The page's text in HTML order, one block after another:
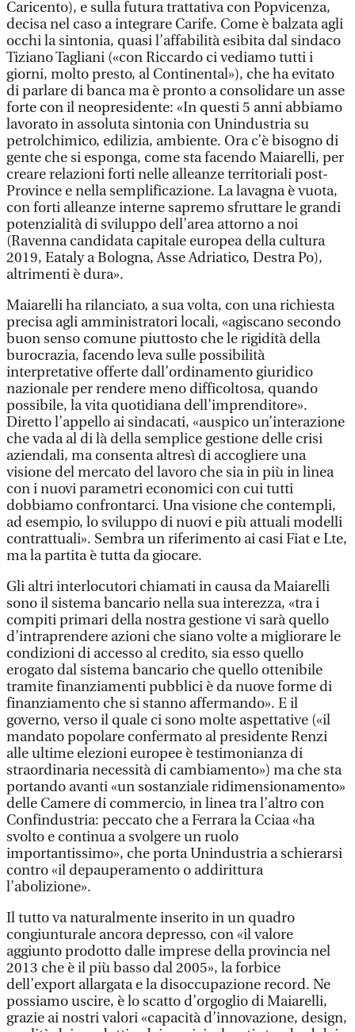
Caricento), e sulla futura trattativa con Popvicenza,
decisa nel caso a integrare Carife. Come è balzata agli
occhi la sintonia, quasi l’affabilità esibita dal sindaco
Tiziano Tagliani («con Riccardo ci vediamo tutti i
giorni, molto presto, al Continental»), che ha evitato
di parlare di banca ma è pronto a consolidare un asse
forte con il neopresidente: «In questi 5 anni abbiamo
lavorato in assoluta sintonia con Unindustria su
petrolchimico, edilizia, ambiente. Ora c’è bisogno di
gente che si esponga, come sta facendo Maiarelli, per
creare relazioni forti nelle alleanze territoriali post-
Province e nella semplificazione. La lavagna è vuota,
con forti alleanze interne sapremo sfruttare le grandi
potenzialità di sviluppo dell’area attorno a noi
(Ravenna candidata capitale europea della cultura
2019, Eataly a Bologna, Asse Adriatico, Destra Po),
altrimenti è dura».
Maiarelli ha rilanciato, a sua volta, con una richiesta
precisa agli amministratori locali, «agiscano secondo
buon senso comune piuttosto che le rigidità della
burocrazia, facendo leva sulle possibilità
interpretative offerte dall’ordinamento giuridico
nazionale per rendere meno difficoltosa, quando
possibile, la vita quotidiana dell’imprenditore».
Diretto l’appello ai sindacati, «auspico un’interazione
che vada al di là della semplice gestione delle crisi
aziendali, ma consenta altresì di accogliere una
visione del mercato del lavoro che sia in più in linea
con i nuovi parametri economici con cui tutti
dobbiamo confrontarci. Una visione che contempli,
ad esempio, lo sviluppo di nuovi e più attuali modelli
contrattuali». Sembra un riferimento ai casi Fiat e Lte,
ma la partita è tutta da giocare.
Gli altri interlocutori chiamati in causa da Maiarelli
sono il sistema bancario nella sua interezza, «tra i
compiti primari della nostra gestione vi sarà quello
d’intraprendere azioni che siano volte a migliorare le
condizioni di accesso al credito, sia esso quello
erogato dal sistema bancario che quello ottenibile
tramite finanziamenti pubblici è da nuove forme di
finanziamento che si stanno affermando». E il
governo, verso il quale ci sono molte aspettative («il
mandato popolare confermato al presidente Renzi
alle ultime elezioni europee è testimonianza di
straordinaria necessità di cambiamento») ma che sta
portando avanti «un sostanziale ridimensionamento»
delle Camere di commercio, in linea tra l’altro con
Confindustria: peccato che a Ferrara la Cciaa «ha
svolto e continua a svolgere un ruolo
importantissimo», che porta Unindustria a schierarsi
contro «il depauperamento o addirittura
l’abolizione».
Il tutto va naturalmente inserito in un quadro
congiunturale ancora depresso, con «il valore
aggiunto prodotto dalle imprese della provincia nel
2013 che è il più basso dal 2005», la forbice
dell’export allargata e la disoccupazione record. Ne
possiamo uscire, è lo scatto d’orgoglio di Maiarelli,
grazie ai nostri valori «capacità d’innovazione, design,